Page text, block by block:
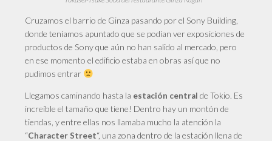
Cruzamos el barrio de Ginza pasando por el Sony Building,
donde teníamos apuntado que se podían ver exposiciones de
productos de Sony que aún no han salido al mercado, pero
en ese momento el edificio estaba en obras así que no
pudimos entrar
Llegamos caminando hasta la estación central de Tokio. Es
increíble el tamaño que tiene! Dentro hay un montón de
tiendas, y entre ellas nos llamaba mucho la atención la
“Character Street“, una zona dentro de la estación llena de